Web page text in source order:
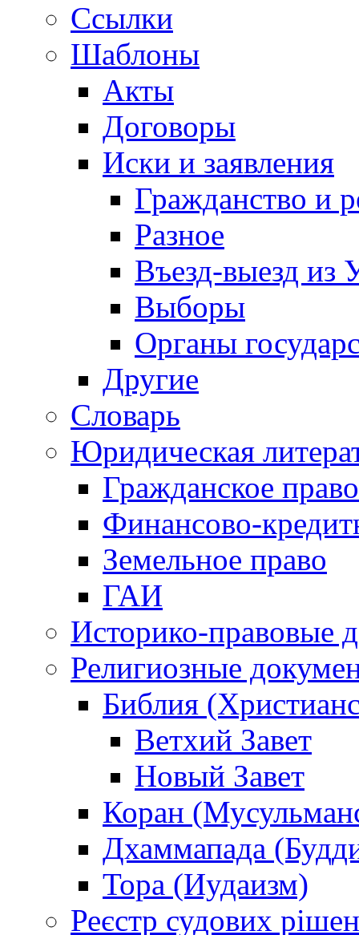
Ссылки
Шаблоны
Акты
Договоры
Иски и заявления
Гражданство и
Разное
Въезд-выезд из
Выборы
Органы
Другие
Словарь
Юридическая
Гражданское право
Финансово-
Земельное право
ГАИ
Историко-правовые
Религиозные
Библия
Ветхий Завет
Новый Завет
Коран
Дхаммапада
Тора (Иудаизм)
Реєстр судових